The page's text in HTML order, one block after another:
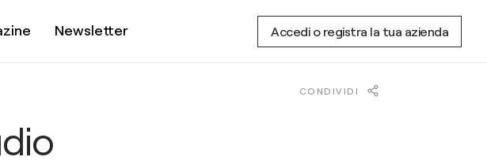
Newsletter Accedi o registra la tua azienda
CONDIVIDI